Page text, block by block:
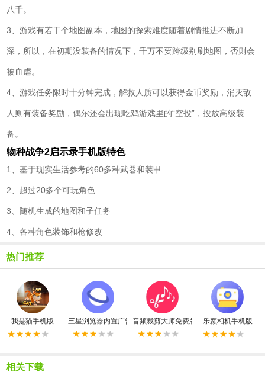
八千。
3、游戏有若干个地图副本，地图的探索难度随着剧情推进不断加
深，所以，在初期没装备的情况下，千万不要跨级别刷地图，否则会
被血虐。
4、游戏任务限时十分钟完成，解救人质可以获得金币奖励，消灭敌
人则有装备奖励，偶尔还会出现吃鸡游戏里的“空投”，投放高级装
备。
物种战争2启示录手机版特色
1、基于现实生活参考的60多种武器和装甲
2、超过20多个可玩角色
3、随机生成的地图和子任务
4、各种角色装饰和枪修改
热门推荐
我是猫手机版 三星浏览器内置广告拦截器最新版
音频裁剪大师免费版 乐颜相机手机版
相关下载